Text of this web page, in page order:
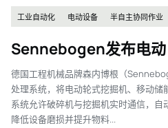
工业自动化 电动设备 半自主协同作业
Sennebogen发布电
德国工程机械品牌森内博根（
处理系统，将电动轮式挖掘机、移动
系统允许破碎机与挖掘机实时通信，
降低设备磨损并提升物料...